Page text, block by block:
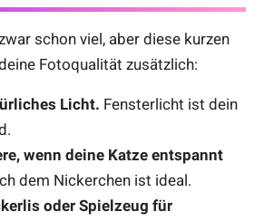
schon viel, aber diese kurzen
Fotoqualität zusätzlich:
Licht. Fensterlicht ist dein
wenn deine Katze entspannt
dem Nickerchen ist ideal.
oder Spielzeug für